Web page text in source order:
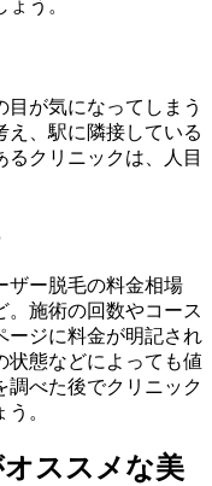
う。
が気になってしまう
え、駅に隣接している
クリニックは、人目
ザー脱毛の料金相場
。施術の回数やコース
ージに料金が明記され
状態などによっても値
調べた後でクリニック
。
ススメな美